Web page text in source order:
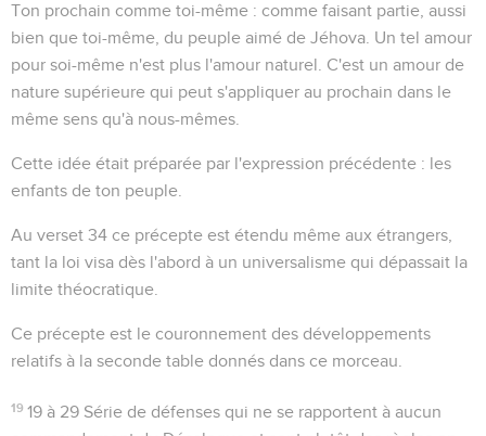
Ton prochain comme toi-même : comme faisant partie, aussi
bien que toi-même, du peuple aimé de Jéhova. Un tel amour
pour soi-même n'est plus l'amour naturel. C'est un amour de
nature supérieure qui peut s'appliquer au prochain dans le
même sens qu'à nous-mêmes.
Cette idée était préparée par l'expression précédente : les
enfants de ton peuple
Au verset 34 ce précepte est étendu même aux étrangers,
tant la loi visa dès l'abord à un universalisme qui dépassait la
limite théocratique.
Ce précepte est le couronnement des développements
relatifs à la seconde table donnés dans ce morceau.
19 19 à 29 Série de défenses qui ne se rapportent à aucun